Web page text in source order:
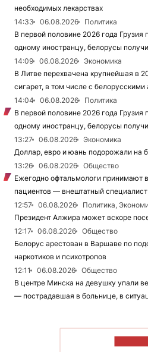
необходимых лекарствах
14:33
06.08.2026
Политика
В первой половине 2026 года
одному иностранцу, белорусы
14:09
06.08.2026
Экономика
В Литве перехвачена крупнейшая в
сигарет, в том числе с
14:04
06.08.2026
Политика
В первой половине 2026 года
одному иностранцу, белорусы
13:27
06.08.2026
Экономика
Доллар, евро и юань подорожали на
13:26
06.08.2026
Общество
Ежегодно офтальмологи принимают
пациентов — внештатный
12:57
06.08.2026
Политика,
Президент Алжира может вскоре
12:17
06.08.2026
Общество
Белорус арестован в Варшаве по
наркотиков и психотропов
12:11
06.08.2026
Общество
В центре Минска на девушку упали
— пострадавшая в больнице, в